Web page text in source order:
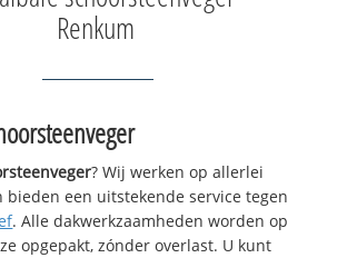
Renkum
? Wij werken op allerlei
bieden een uitstekende service tegen
. Alle dakwerkzaamheden worden op
opgepakt, zónder overlast. U kunt